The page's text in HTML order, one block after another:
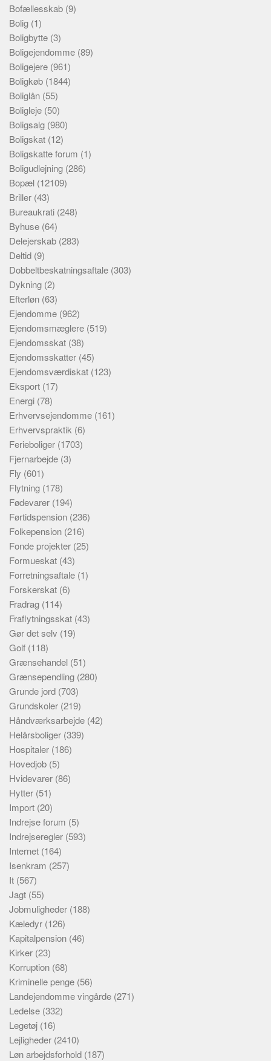
Bofællesskab (9)
Bolig (1)
Boligbytte (3)
Boligejendomme (89)
Boligejere (961)
Boligkøb (1844)
Boliglån (55)
Boligleje (50)
Boligsalg (980)
Boligskat (12)
Boligskatte forum (1)
Boligudlejning (286)
Bopæl (12109)
Briller (43)
Bureaukrati (248)
Byhuse (64)
Delejerskab (283)
Deltid (9)
Dobbeltbeskatningsaftale (303)
Dykning (2)
Efterløn (63)
Ejendomme (962)
Ejendomsmæglere (519)
Ejendomsskat (38)
Ejendomsskatter (45)
Ejendomsværdiskat (123)
Eksport (17)
Energi (78)
Erhvervsejendomme (161)
Erhvervspraktik (6)
Ferieboliger (1703)
Fjernarbejde (3)
Fly (601)
Flytning (178)
Fødevarer (194)
Førtidspension (236)
Folkepension (216)
Fonde projekter (25)
Formueskat (43)
Forretningsaftale (1)
Forskerskat (6)
Fradrag (114)
Fraflytningsskat (43)
Gør det selv (19)
Golf (118)
Grænsehandel (51)
Grænsependling (280)
Grunde jord (703)
Grundskoler (219)
Håndværksarbejde (42)
Helårsboliger (339)
Hospitaler (186)
Hovedjob (5)
Hvidevarer (86)
Hytter (51)
Import (20)
Indrejse forum (5)
Indrejseregler (593)
Internet (164)
Isenkram (257)
It (567)
Jagt (55)
Jobmuligheder (188)
Kæledyr (126)
Kapitalpension (46)
Kirker (23)
Korruption (68)
Kriminelle penge (56)
Landejendomme vingårde (271)
Ledelse (332)
Legetøj (16)
Lejligheder (2410)
Løn arbejdsforhold (187)